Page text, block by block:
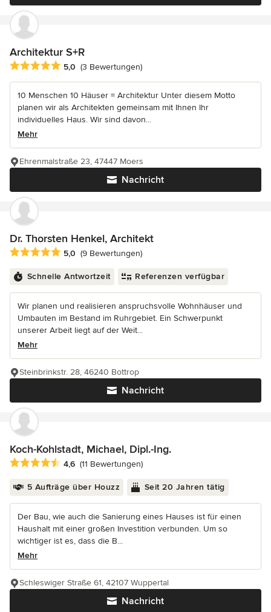
Architektur S+R
Durchschnittliche Bewertung: 5 von 5 Sternen
5,0 (3 Bewertungen)
10 Menschen 10 Häuser = Architektur Unter diesem Motto
planen wir als Architekten gemeinsam mit Ihnen Ihr
individuelles Haus. Wir sind davon...
Mehr
Nachricht
Ehrenmalstraße 23, 47447 Moers
Dr. Thorsten Henkel, Architekt
Durchschnittliche Bewertung: 5 von 5 Sternen
5,0 (9 Bewertungen)
Schnelle Antwortzeit Referenzen verfügbar
Wir planen und realisieren anspruchsvolle Wohnhäuser und
Umbauten im Bestand im Ruhrgebiet. Ein Schwerpunkt
unserer Arbeit liegt auf der Weit...
Mehr
Nachricht
Steinbrinkstr. 28, 46240 Bottrop
Koch-Kohlstadt, Michael, Dipl.-Ing.
Durchschnittliche Bewertung: 4.6 von 5 Sternen
4,6 (11 Bewertungen)
5 Aufträge über Houzz Seit 20 Jahren tätig
Der Bau, wie auch die Sanierung eines Hauses ist für einen
Haushalt mit einer großen Investition verbunden. Um so
wichtiger ist es, dass die B...
Mehr
Nachricht
Schleswiger Straße 61, 42107 Wuppertal